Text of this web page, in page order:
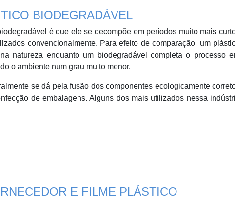
BIODEGRADÁVEL
é que ele se decompõe em períodos muito mais
convencionalmente. Para efeito de comparação, um
natureza enquanto um biodegradável completa o processo
o ambiente num grau muito menor.
se dá pela fusão dos componentes ecologicamente
de embalagens. Alguns dos mais utilizados nessa
E FILME PLÁSTICO